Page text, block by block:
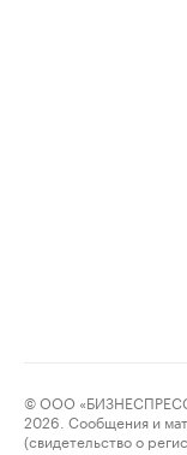
© ООО
2026. Сообщения и
(свидетельство о